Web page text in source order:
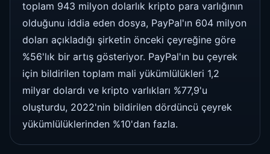
toplam 943 milyon dolarlık kripto para varlığının
olduğunu iddia eden dosya, PayPal'ın 604 milyon
doları açıkladığı şirketin önceki çeyreğine göre
%56'lık bir artış gösteriyor. PayPal'ın bu çeyrek
için bildirilen toplam mali yükümlülükleri 1,2
milyar dolardı ve kripto varlıkları %77,9'u
oluşturdu, 2022'nin bildirilen dördüncü çeyrek
yükümlülüklerinden %10'dan fazla.